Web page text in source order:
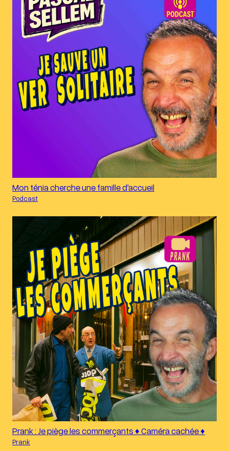
Mon ténia cherche une famille d'accueil
Podcast
Prank : Je piège les commerçants ♦︎ Caméra cachée ♦︎
Prank